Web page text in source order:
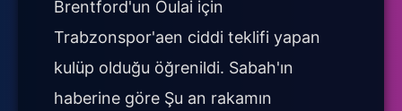
Brentford'un Oulai için
Trabzonspor'aen ciddi teklifi yapan
kulüp olduğu öğrenildi. Sabah'ın
haberine göre Şu an rakamın